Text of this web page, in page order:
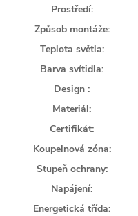
Prostředí:
Způsob montáže:
Teplota světla:
Barva svítidla:
Design :
Materiál:
Certifikát:
Koupelnová zóna:
Stupeň ochrany:
Napájení:
Energetická třída: